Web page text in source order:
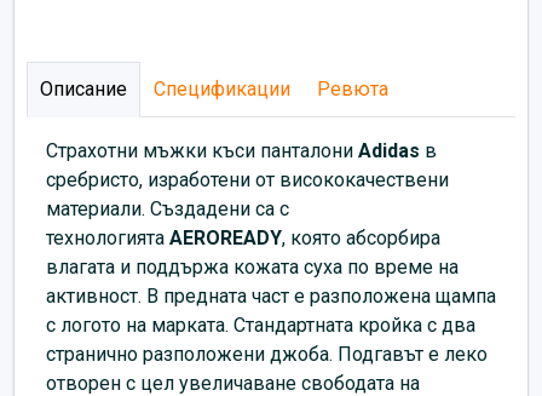
Описание Спецификации Ревюта
Страхотни мъжки къси панталони Adidas в
сребристо, изработени от висококачествени
материали. Създадени са с
технологията AEROREADY, която абсорбира
влагата и поддържа кожата суха по време на
активност. В предната част е разположена щампа
с логото на марката. Стандартната кройка с два
странично разположени джоба. Подгавът е леко
отворен с цел увеличаване свободата на